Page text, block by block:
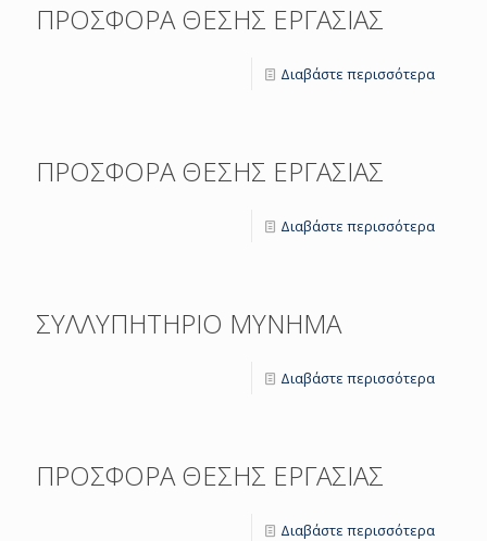
ΠΡΟΣΦΟΡΑ ΘΕΣΗΣ ΕΡΓΑΣΙΑΣ
Διαβάστε περισσότερα
ΠΡΟΣΦΟΡΑ ΘΕΣΗΣ ΕΡΓΑΣΙΑΣ
Διαβάστε περισσότερα
ΣΥΛΛΥΠΗΤΗΡΙΟ ΜΥΝΗΜΑ
Διαβάστε περισσότερα
ΠΡΟΣΦΟΡΑ ΘΕΣΗΣ ΕΡΓΑΣΙΑΣ
Διαβάστε περισσότερα